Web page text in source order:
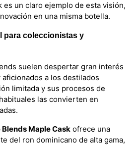
es un claro ejemplo de esta visión,
en una misma botella.
para coleccionistas y
suelen despertar gran interés
a los destilados
limitada y sus procesos de
las convierten en
Maple Cask ofrece una
del ron dominicano de alta gama,